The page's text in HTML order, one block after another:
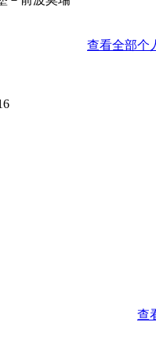
查看全部个
查